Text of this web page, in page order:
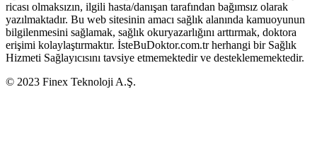
ricası olmaksızın, ilgili hasta/danışan tarafından bağımsız olarak
yazılmaktadır. Bu web sitesinin amacı sağlık alanında kamuoyunun
bilgilenmesini sağlamak, sağlık okuryazarlığını arttırmak, doktora
erişimi kolaylaştırmaktır. İsteBuDoktor.com.tr herhangi bir Sağlık
Hizmeti Sağlayıcısını tavsiye etmemektedir ve desteklememektedir.
© 2023 Finex Teknoloji A.Ş.